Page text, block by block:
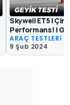
Skywell ET5 |
Performans! |
ARAÇ TESTLERİ
9 Şub 2024